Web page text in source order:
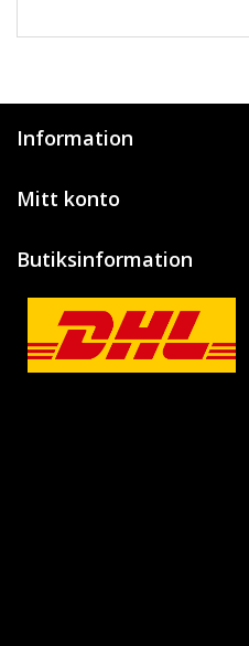
Information
Mitt konto
Butiksinformation